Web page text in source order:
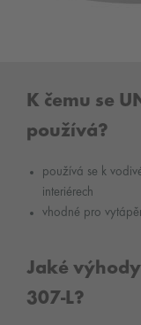
K čemu se
používá?
používá se k
interiérech
vhodné pro
Jaké výhody
307-L?